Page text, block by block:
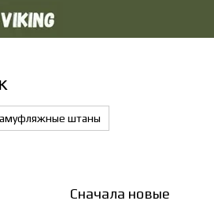
штаны
Сначала новые